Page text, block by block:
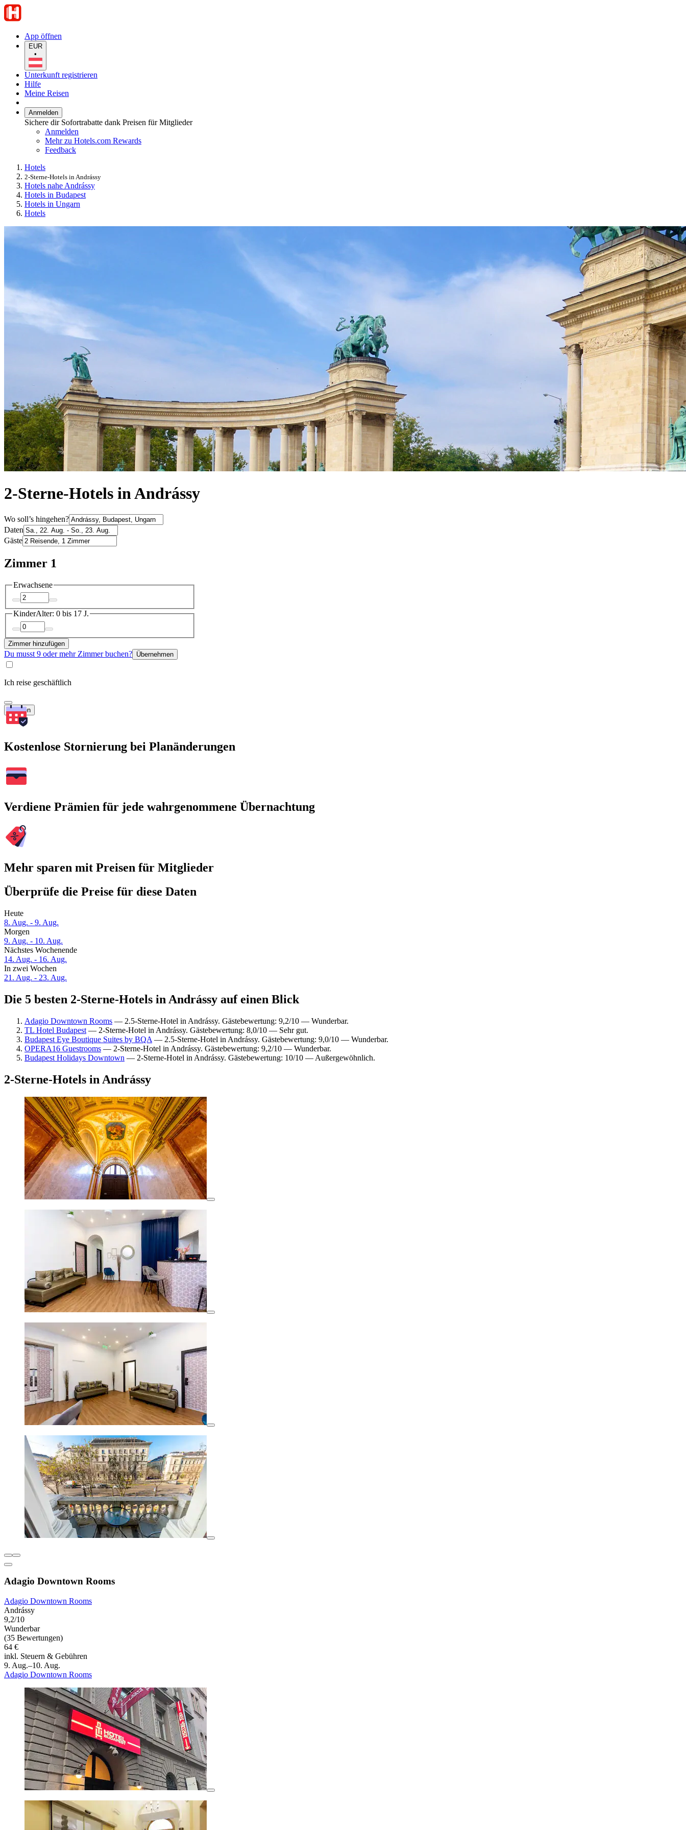
App öffnen
EUR
•
Unterkunft registrieren
Hilfe
Meine Reisen
Anmelden
Sichere dir Sofortrabatte dank Preisen für Mitglieder
Anmelden
Mehr zu Hotels.com Rewards
Feedback
Hotels
2-Sterne-Hotels in Andrássy
Hotels nahe Andrássy
Hotels in Budapest
Hotels in Ungarn
Hotels
2-Sterne-Hotels in Andrássy
Wo soll’s hingehen?
Daten
Gäste
Zimmer 1
Erwachsene
KinderAlter: 0 bis 17 J.
Zimmer hinzufügen
Du musst 9 oder mehr Zimmer buchen? Übernehmen
Ich reise geschäftlich
Suchen
Kostenlose Stornierung bei Planänderungen
Verdiene Prämien für jede wahrgenommene Übernachtung
Mehr sparen mit Preisen für Mitglieder
Überprüfe die Preise für diese Daten
Heute
8. Aug. - 9. Aug.
Morgen
9. Aug. - 10. Aug.
Nächstes Wochenende
14. Aug. - 16. Aug.
In zwei Wochen
21. Aug. - 23. Aug.
Die 5 besten 2-Sterne-Hotels in Andrássy auf einen Blick
Adagio Downtown Rooms — 2.5-Sterne-Hotel in Andrássy. Gästebewertung: 9,2/10 — Wunderbar.
TL Hotel Budapest — 2-Sterne-Hotel in Andrássy. Gästebewertung: 8,0/10 — Sehr gut.
Budapest Eye Boutique Suites by BQA — 2.5-Sterne-Hotel in Andrássy. Gästebewertung: 9,0/10 — Wunderbar.
OPERA16 Guestrooms — 2-Sterne-Hotel in Andrássy. Gästebewertung: 9,2/10 — Wunderbar.
Budapest Holidays Downtown — 2-Sterne-Hotel in Andrássy. Gästebewertung: 10/10 — Außergewöhnlich.
2-Sterne-Hotels in Andrássy
Adagio Downtown Rooms
Adagio Downtown Rooms
Andrássy
9,2/10
Wunderbar
(35 Bewertungen)
64 €
inkl. Steuern & Gebühren
9. Aug.–10. Aug.
Adagio Downtown Rooms